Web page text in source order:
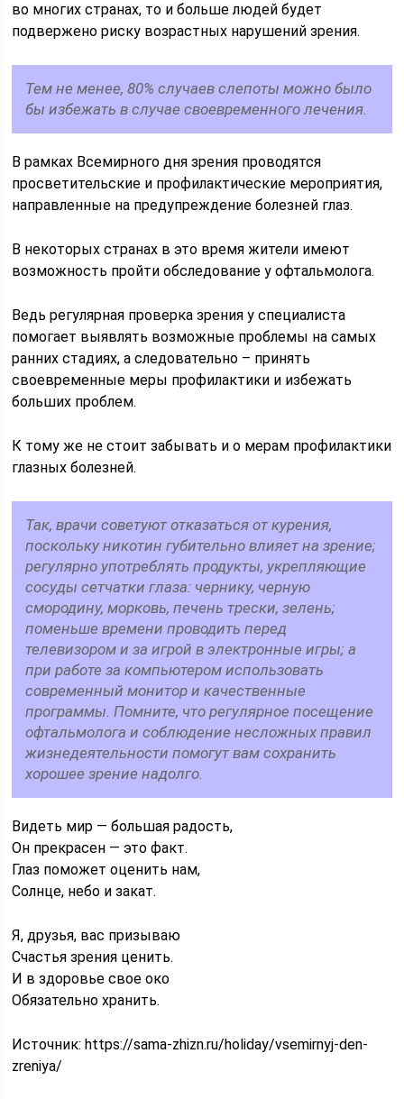
во многих странах, то и больше людей будет
подвержено риску возрастных нарушений зрения.
Тем не менее, 80% случаев слепоты можно было
бы избежать в случае своевременного лечения.
В рамках Всемирного дня зрения проводятся
просветительские и профилактические мероприятия,
направленные на предупреждение болезней глаз.
В некоторых странах в это время жители имеют
возможность пройти обследование у офтальмолога.
Ведь регулярная проверка зрения у специалиста
помогает выявлять возможные проблемы на самых
ранних стадиях, а следовательно – принять
своевременные меры профилактики и избежать
больших проблем.
К тому же не стоит забывать и о мерам профилактики
глазных болезней.
Так, врачи советуют отказаться от курения,
поскольку никотин губительно влияет на зрение;
регулярно употреблять продукты, укрепляющие
сосуды сетчатки глаза: чернику, черную
смородину, морковь, печень трески, зелень;
поменьше времени проводить перед
телевизором и за игрой в электронные игры; а
при работе за компьютером использовать
современный монитор и качественные
программы. Помните, что регулярное посещение
офтальмолога и соблюдение несложных правил
жизнедеятельности помогут вам сохранить
хорошее зрение надолго.
Видеть мир — большая радость,
Он прекрасен — это факт.
Глаз поможет оценить нам,
Солнце, небо и закат.
Я, друзья, вас призываю
Счастья зрения ценить.
И в здоровье свое око
Обязательно хранить.
Источник:https://sama-zhizn.ru/holiday/vsemirnyj-den-
zreniya/